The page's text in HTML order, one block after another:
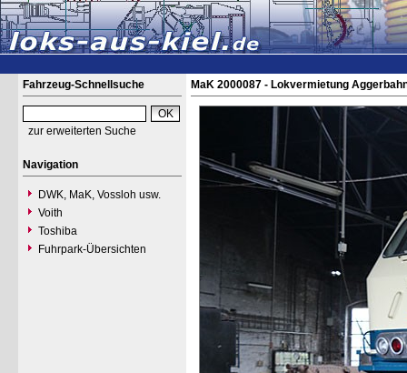
Fahrzeug-Schnellsuche
zur erweiterten Suche
Navigation
DWK, MaK, Vossloh usw.
Voith
Toshiba
Fuhrpark-Übersichten
MaK 2000087 - Lokvermietung